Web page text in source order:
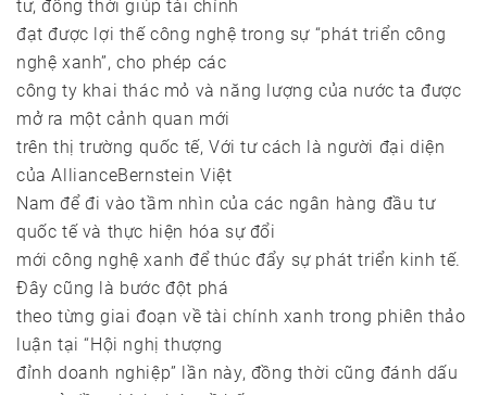
tư, đồng thời giúp tài chính
đạt được lợi thế công nghệ trong sự “phát triển công
nghệ xanh”, cho phép các
công ty khai thác mỏ và năng lượng của nước ta được
mở ra một cảnh quan mới
trên thị trường quốc tế, Với tư cách là người đại diện
của AllianceBernstein Việt
Nam để đi vào tầm nhìn của các ngân hàng đầu tư
quốc tế và thực hiện hóa sự đổi
mới công nghệ xanh để thúc đẩy sự phát triển kinh tế.
Đây cũng là bước đột phá
theo từng giai đoạn về tài chính xanh trong phiên thảo
luận tại “Hội nghị thượng
đỉnh doanh nghiệp” lần này, đồng thời cũng đánh dấu